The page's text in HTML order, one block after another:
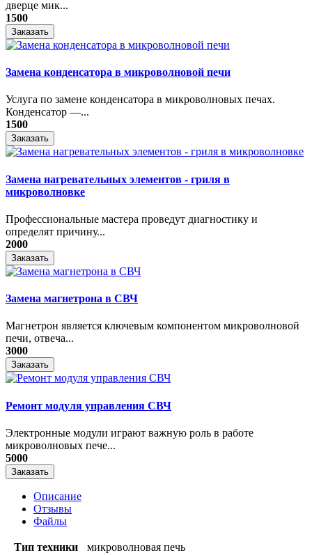
дверце мик...
1500
Заказать
Замена конденсатора в микроволновой печи
Услуга по замене конденсатора в микроволновых печах.
Конденсатор —...
1500
Заказать
Замена нагревательных элементов - гриля в
микроволновке
Профессиональные мастера проведут диагностику и
определят причину...
2000
Заказать
Замена магнетрона в СВЧ
Магнетрон является ключевым компонентом микроволновой
печи, отвеча...
3000
Заказать
Ремонт модуля управления СВЧ
​Электронные модули играют важную роль в работе
микроволновых пече...
5000
Заказать
Описание
Отзывы
Файлы
Тип техники
микроволновая печь